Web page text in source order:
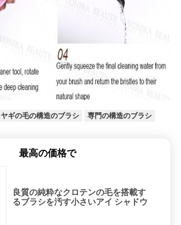
ヤギの毛の構造のブラシ 専門の構造のブラシ
最高の価格で
良質の純粋なクロテンの毛を搭載す
るブラシを汚す小さいアイ シャドウ